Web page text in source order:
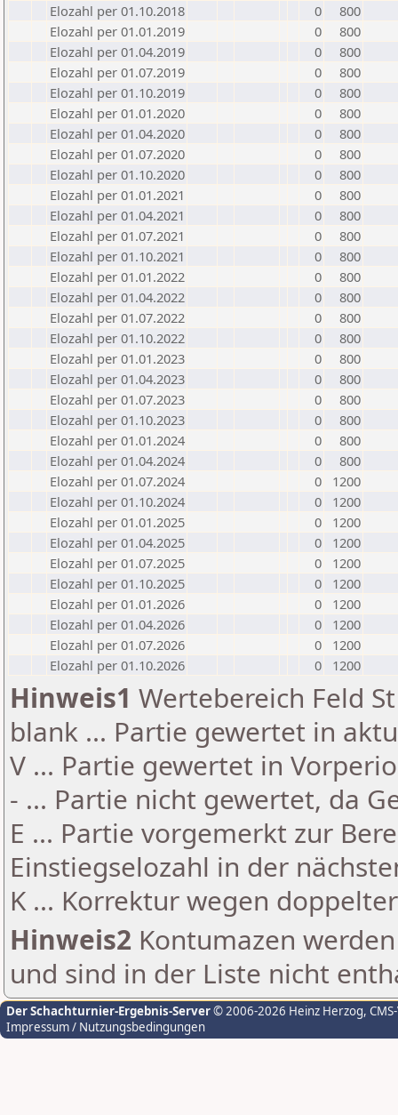
Elozahl per 01.10.2018
0
800
Elozahl per 01.01.2019
0
800
Elozahl per 01.04.2019
0
800
Elozahl per 01.07.2019
0
800
Elozahl per 01.10.2019
0
800
Elozahl per 01.01.2020
0
800
Elozahl per 01.04.2020
0
800
Elozahl per 01.07.2020
0
800
Elozahl per 01.10.2020
0
800
Elozahl per 01.01.2021
0
800
Elozahl per 01.04.2021
0
800
Elozahl per 01.07.2021
0
800
Elozahl per 01.10.2021
0
800
Elozahl per 01.01.2022
0
800
Elozahl per 01.04.2022
0
800
Elozahl per 01.07.2022
0
800
Elozahl per 01.10.2022
0
800
Elozahl per 01.01.2023
0
800
Elozahl per 01.04.2023
0
800
Elozahl per 01.07.2023
0
800
Elozahl per 01.10.2023
0
800
Elozahl per 01.01.2024
0
800
Elozahl per 01.04.2024
0
800
Elozahl per 01.07.2024
0
1200
Elozahl per 01.10.2024
0
1200
Elozahl per 01.01.2025
0
1200
Elozahl per 01.04.2025
0
1200
Elozahl per 01.07.2025
0
1200
Elozahl per 01.10.2025
0
1200
Elozahl per 01.01.2026
0
1200
Elozahl per 01.04.2026
0
1200
Elozahl per 01.07.2026
0
1200
Elozahl per 01.10.2026
0 1200
Hinweis1 Wertebereich Feld
blank ... Partie gewertet in
V ... Partie gewertet in
- ... Partie nicht gewertet, da
E ... Partie vorgemerkt zur
Einstiegselozahl in der
K ... Korrektur wegen
Hinweis2 Kontumazen
und sind in der Liste nicht
Der Schachturnier-Ergebnis-Server© 2006-2026 Heinz Herzog,
Impressum / Nutzungsbedingungen